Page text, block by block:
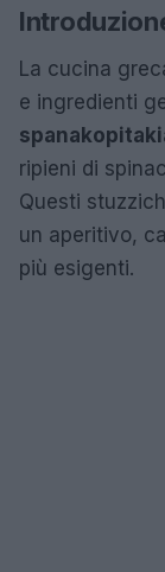
La cucina
e ingredienti
ripieni di
Questi
un aperitivo,
più esigenti.